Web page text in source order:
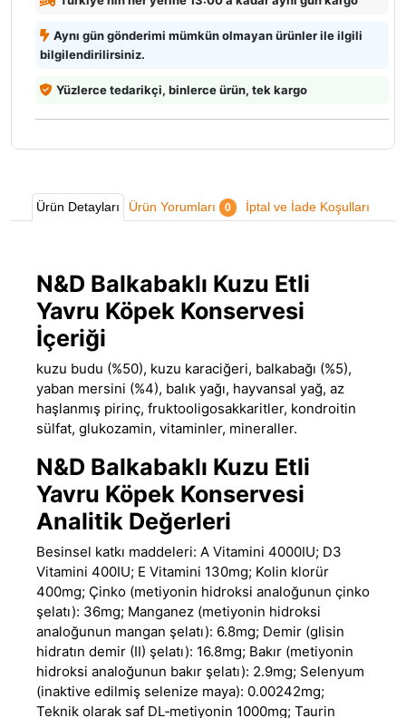
Aynı gün gönderimi mümkün olmayan ürünler ile ilgili
bilgilendirilirsiniz.
Yüzlerce tedarikçi, binlerce ürün, tek kargo
Ürün Detayları Ürün Yorumları 0 İptal ve İade Koşulları
N&D Balkabaklı Kuzu Etli
Yavru Köpek Konservesi
İçeriği
kuzu budu (%50), kuzu karaciğeri, balkabağı (%5),
yaban mersini (%4), balık yağı, hayvansal yağ, az
haşlanmış pirinç, fruktooligosakkaritler, kondroitin
sülfat, glukozamin, vitaminler, mineraller.
N&D Balkabaklı Kuzu Etli
Yavru Köpek Konservesi
Analitik Değerleri
Besinsel katkı maddeleri: A Vitamini 4000IU; D3
Vitamini 400IU; E Vitamini 130mg; Kolin klorür
400mg; Çinko (metiyonin hidroksi analoğunun çinko
şelatı): 36mg; Manganez (metiyonin hidroksi
analoğunun mangan şelatı): 6.8mg; Demir (glisin
hidratın demir (II) şelatı): 16.8mg; Bakır (metiyonin
hidroksi analoğunun bakır şelatı): 2.9mg; Selenyum
(inaktive edilmiş selenize maya): 0.00242mg;
Teknik olarak saf DL‐metiyonin 1000mg; Taurin